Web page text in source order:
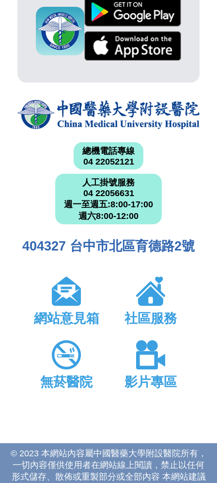
總機電話專線
04 22052121
人工掛號服務
04 22056631
週一至週五:8:00-17:00
週六8:00-12:00
404327 台中市北區育德路2號
網站意見箱 社區服務
無菸醫院 影片專區
© 2023 本網站內容屬中國醫藥大學附設醫院所有，
一切內容僅供使用者在網站線上閱讀，禁止以任何
形式儲存、散佈或重製部分或全部內容 本網站建議